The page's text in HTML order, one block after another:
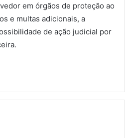
em órgãos de proteção ao
e multas adicionais, a
de ação judicial por